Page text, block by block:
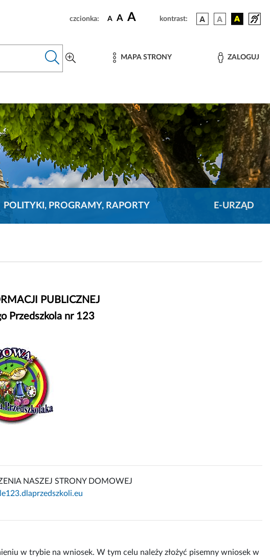
czcionka: A A A kontrast:
MAPA STRONY ZALOGUJ
POLITYKI, PROGRAMY, RAPORTY E-URZĄD
PUBLICZNEJ
Przedszkola nr 123
NASZEJ STRONY DOMOWEJ
w trybie na wniosek. W tym celu należy złożyć pisemny wniosek w